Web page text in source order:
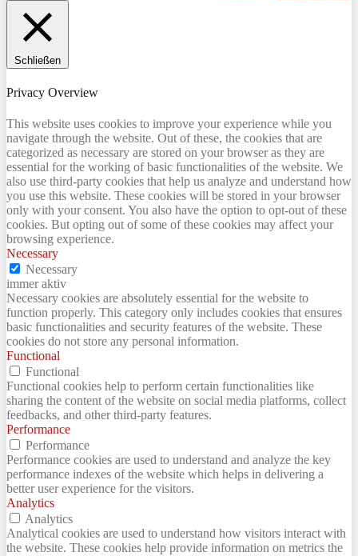
Schließen
Privacy Overview
This website uses cookies to improve your experience while you
navigate through the website. Out of these, the cookies that are
categorized as necessary are stored on your browser as they are
essential for the working of basic functionalities of the website. We
also use third-party cookies that help us analyze and understand how
you use this website. These cookies will be stored in your browser
only with your consent. You also have the option to opt-out of these
cookies. But opting out of some of these cookies may affect your
browsing experience.
Necessary
Necessary
immer aktiv
Necessary cookies are absolutely essential for the website to
function properly. This category only includes cookies that ensures
basic functionalities and security features of the website. These
cookies do not store any personal information.
Functional
Functional
Functional cookies help to perform certain functionalities like
sharing the content of the website on social media platforms, collect
feedbacks, and other third-party features.
Performance
Performance
Performance cookies are used to understand and analyze the key
performance indexes of the website which helps in delivering a
better user experience for the visitors.
Analytics
Analytics
Analytical cookies are used to understand how visitors interact with
the website. These cookies help provide information on metrics the